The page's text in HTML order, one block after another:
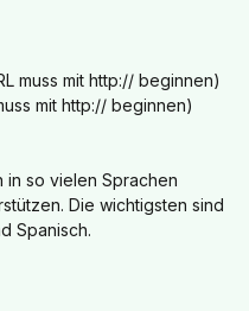
muss mit http:// beginnen)
mit http:// beginnen)
in so vielen Sprachen
Die wichtigsten sind
Spanisch.